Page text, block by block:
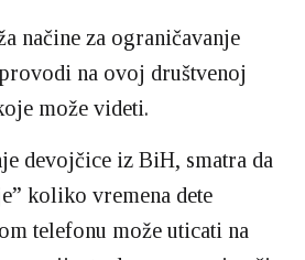
načine za ograničavanje
na ovoj društvenoj
može videti.
devojčice iz BiH, smatra da
koliko vremena dete
telefonu može uticati na